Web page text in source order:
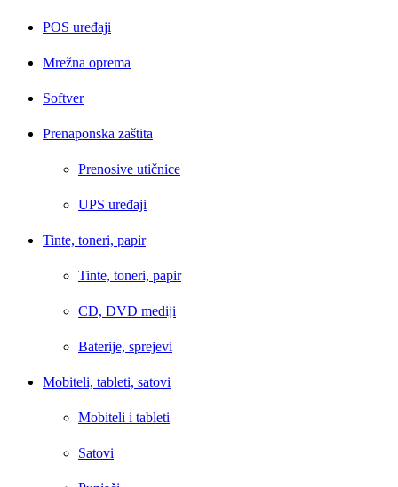
POS uređaji
Mrežna oprema
Softver
Prenaponska zaštita
Prenosive utičnice
UPS uređaji
Tinte, toneri, papir
Tinte, toneri, papir
CD, DVD mediji
Baterije, sprejevi
Mobiteli, tableti, satovi
Mobiteli i tableti
Satovi